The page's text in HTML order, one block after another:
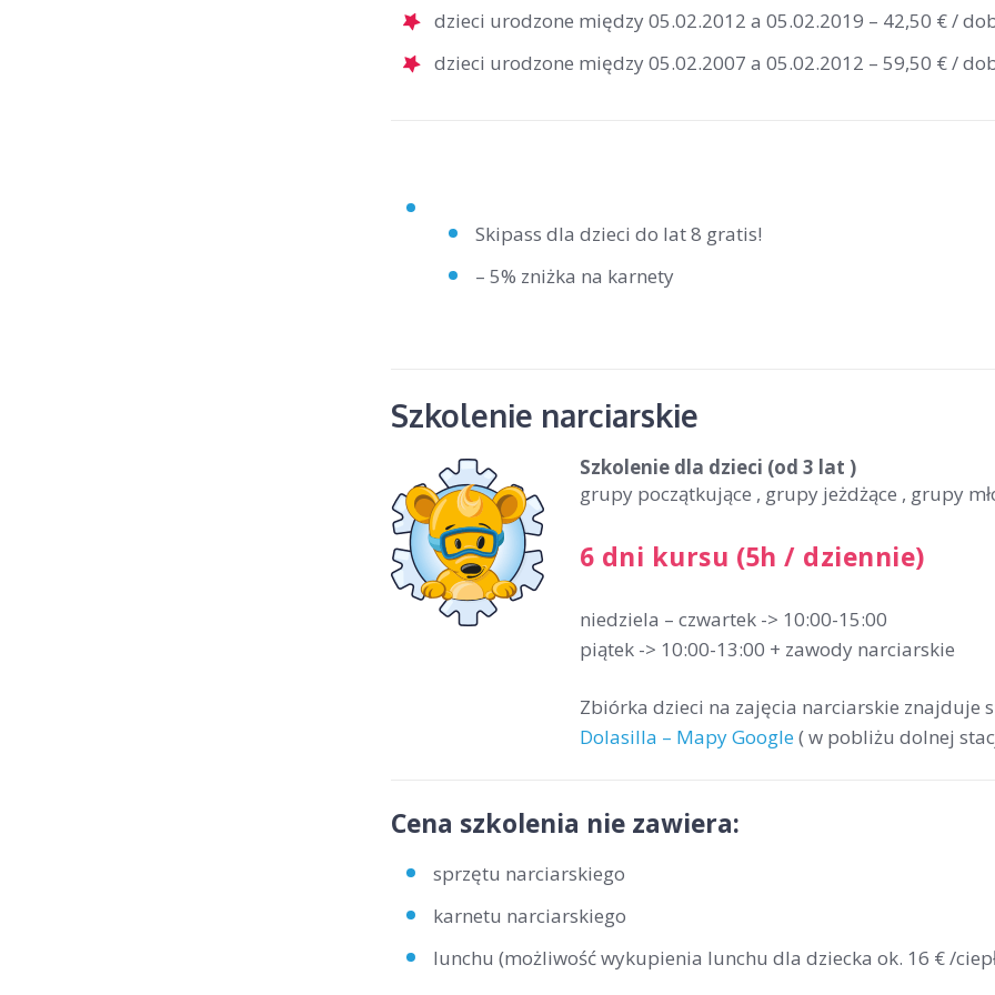
dzieci urodzone między 05.02.2012 a 05.02.2019 – 42,50 € /
dzieci urodzone między 05.02.2007 a 05.02.2012 – 59,50 € /
Skipass dla dzieci do lat 8 gratis!
– 5% zniżka na karnety
Szkolenie narciarskie
Szkolenie dla dzieci (od 3 lat )
grupy początkujące , grupy jeżdżące , grupy
6 dni kursu (5h / dziennie)
niedziela – czwartek -> 10:00-15:00
piątek -> 10:00-13:00 + zawody narciarskie
Zbiórka dzieci na zajęcia narciarskie znajduje
Dolasilla – Mapy Google( w pobliżu dolnej
Cena szkolenia nie zawiera:
sprzętu narciarskiego
karnetu narciarskiego
lunchu (możliwość wykupienia lunchu dla dziecka ok. 16 € /